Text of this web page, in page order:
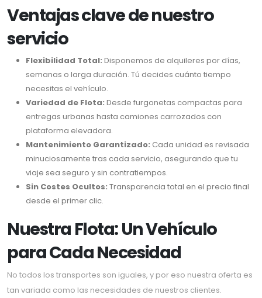
Ventajas clave de nuestro
servicio
Flexibilidad Total: Disponemos de alquileres por días,
semanas o larga duración. Tú decides cuánto tiempo
necesitas el vehículo.
Variedad de Flota: Desde furgonetas compactas para
entregas urbanas hasta camiones carrozados con
plataforma elevadora.
Mantenimiento Garantizado: Cada unidad es revisada
minuciosamente tras cada servicio, asegurando que tu
viaje sea seguro y sin contratiempos.
Sin Costes Ocultos: Transparencia total en el precio final
desde el primer clic.
Nuestra Flota: Un Vehículo
para Cada Necesidad
No todos los transportes son iguales, y por eso nuestra oferta es
tan variada como las necesidades de nuestros clientes.